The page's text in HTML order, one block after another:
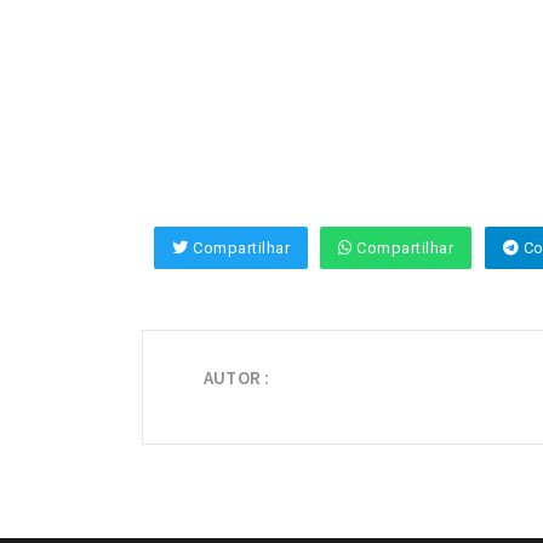
Compartilhar Compartilhar
AUTOR :